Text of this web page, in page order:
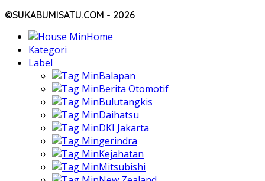
©SUKABUMISATU.COM - 2026
Home
Kategori
Label
Balapan
Berita Otomotif
Bulutangkis
Daihatsu
DKI Jakarta
gerindra
Kejahatan
Mitsubishi